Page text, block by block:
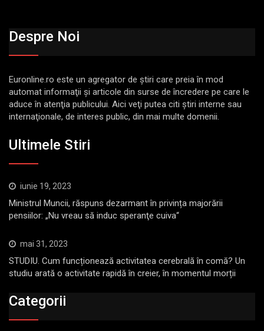
Despre Noi
Euronline.ro este un agregator de ştiri care preia în mod
automat informaţii şi articole din surse de încredere pe care le
aduce în atenţia publicului. Aici veţi putea citi ştiri interne sau
internaţionale, de interes public, din mai multe domenii.
Ultimele Stiri
iunie 19, 2023
Ministrul Muncii, răspuns dezarmant în privința majorării
pensiilor: „Nu vreau să induc speranţe cuiva“
mai 31, 2023
STUDIU. Cum funcționează activitatea cerebrală în comă? Un
studiu arată o activitate rapidă în creier, în momentul morții
Categorii